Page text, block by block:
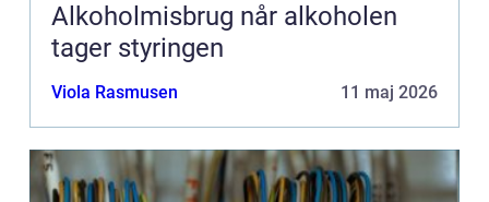
Alkoholmisbrug når alkoholen
tager styringen
Viola Rasmusen 11 maj 2026